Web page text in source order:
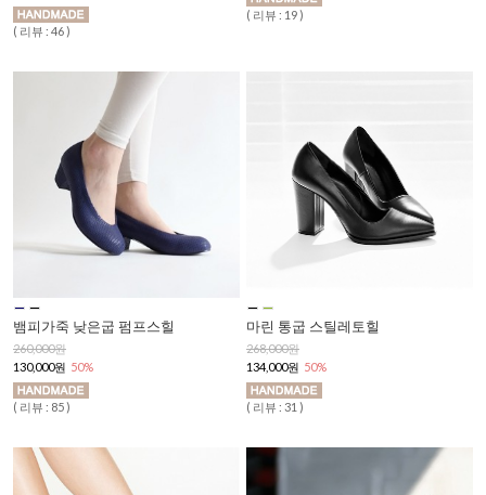
( 리뷰 : 46 )
( 리뷰 : 19 )
뱀피가죽 낮은굽 펌프스힐
260,000원
130,000원 50%
( 리뷰 : 85 )
마린 통굽 스틸레토힐
268,000원
134,000원 50%
( 리뷰 : 31 )